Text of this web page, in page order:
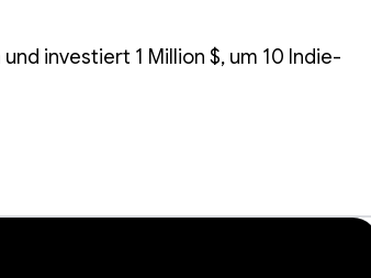
investiert 1 Million $, um 10 Indie-